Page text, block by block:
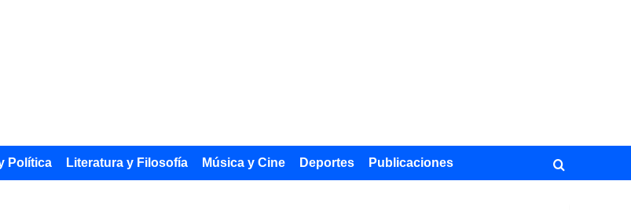
Política Literatura y Filosofía Música y Cine Deportes Publicaciones